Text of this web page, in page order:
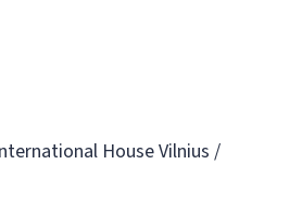
House Vilnius /